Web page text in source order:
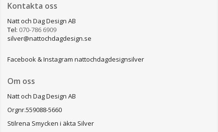
Kontakta oss
Natt och Dag Design AB
Tel: 070-786 6909
silver@nattochdagdesign.se
Facebook & Instagram nattochdagdesignsilver
Om oss
Natt och Dag Design AB
Orgnr.559088-5660
Stilrena Smycken i äkta Silver